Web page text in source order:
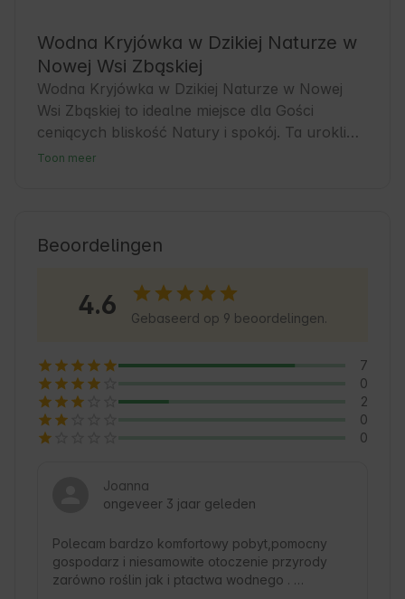
Wodna Kryjówka w Dzikiej Naturze w
Nowej Wsi Zbąskiej
Wodna Kryjówka w Dzikiej Naturze w Nowej
Wsi Zbąskiej to idealne miejsce dla Gości
ceniących bliskość Natury i spokój. Ta urokliwa
okolica w województwie wielkopolskim oferuje
lokalne tradycje i odkryć uroki tej malowniczej
Toon meer
Beoordelingen
4.6 Gebaseerd op 9 beoordelingen.
7
0
2
0
0
Joanna
ongeveer 3 jaar geleden
Polecam bardzo komfortowy pobyt,pomocny
gospodarz i niesamowite otoczenie przyrody
zarówno roślin jak i ptactwa wodnego .